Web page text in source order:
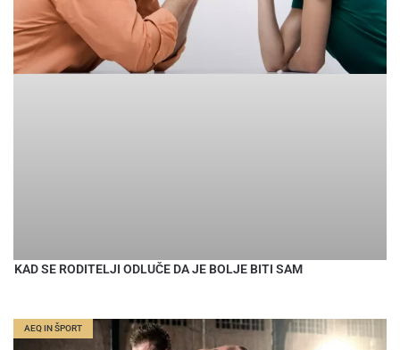
KAD SE RODITELJI ODLUČE DA JE BOLJE BITI SAM
AEQ IN ŠPORT